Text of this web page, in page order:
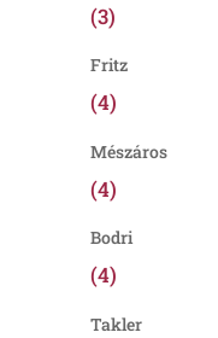
(3)
Fritz
(4)
Mészáros
(4)
Bodri
(4)
Takler